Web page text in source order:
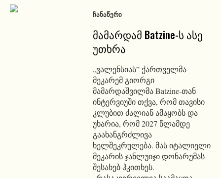
ᲩᲐᲜᲐᲬᲔᲠᲘ
მამარდამ Batzine-ს ასე
უთხრა
„ვალენსიას” ქართველმა
მეკარემ გიორგი
მამარდაშვილმა Batzine-თან
ინტერვიუში თქვა, რომ თავისი
კლუბით ძალიან ამაყობს და
უხარია, რომ 2027 წლამდე
გაახანგრძლივა
ხელშეკრულება. მას იტალიელი
მეკარის ჯანლუიჯი დონარუმას
შესახებ ჰკითხეს.